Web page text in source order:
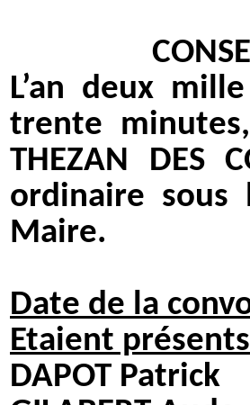
L’an deux
trente
THEZAN DES
ordinaire sous
Maire.
Date de la
Etaient
DAPOT Patrick